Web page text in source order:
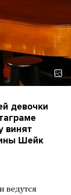
девочки
винят
Шейк
ведутся